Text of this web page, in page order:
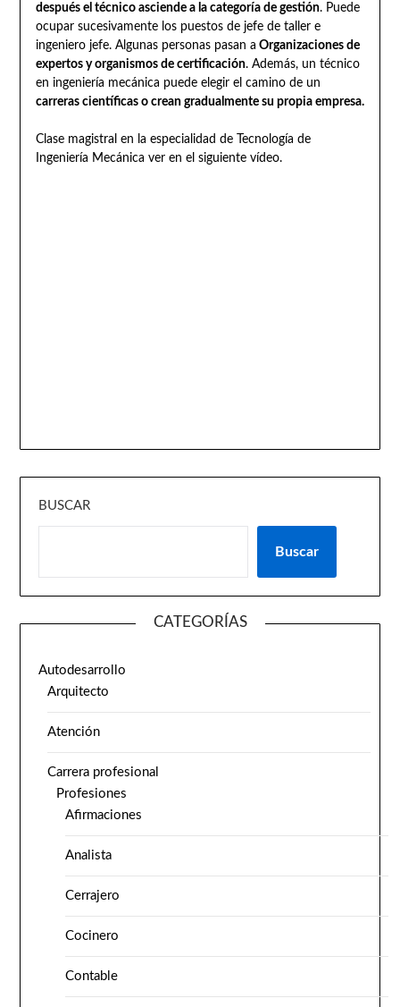
después el técnico asciende a la categoría de gestión. Puede
ocupar sucesivamente los puestos de jefe de taller e
ingeniero jefe. Algunas personas pasan a Organizaciones de
expertos y organismos de certificación. Además, un técnico
en ingeniería mecánica puede elegir el camino de un
carreras científicas o crean gradualmente su propia empresa.
Clase magistral en la especialidad de Tecnología de
Ingeniería Mecánica ver en el siguiente vídeo.
BUSCAR
Buscar
CATEGORÍAS
Autodesarrollo
Arquitecto
Atención
Carrera profesional
Profesiones
Afirmaciones
Analista
Cerrajero
Cocinero
Contable